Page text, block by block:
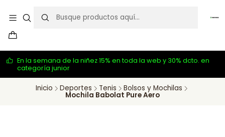
En la semana de la niñez 15% en toda la web y 30% dcto. en
categoría junior
Inicio Deportes Tenis Bolsos y Mochilas
Mochila Babolat Pure Aero